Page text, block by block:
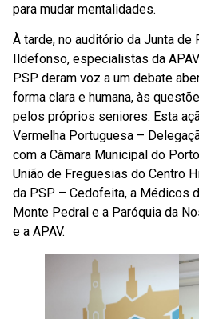
para mudar mentalidades.
À tarde, no auditório da Junta de
Ildefonso, especialistas da
PSP deram voz a um debate
forma clara e humana, às
pelos próprios seniores. Esta
Vermelha Portuguesa –
com a Câmara Municipal do
União de Freguesias do Centro
da PSP – Cedofeita, a Médicos
Monte Pedral e a Paróquia da
e a APAV.